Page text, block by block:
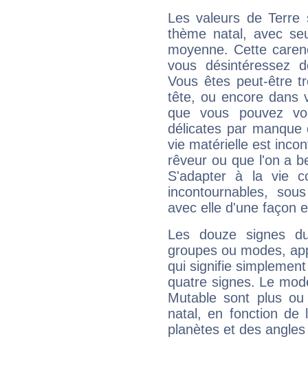
Les valeurs de Terre
thème natal, avec
moyenne. Cette
vous désintéressez
Vous êtes peut-être
tête, ou encore dans
que vous pouvez
délicates par
vie matérielle est
rêveur ou que l'on a
S'adapter à la vie
incontournables,
avec elle d'une façon
Les douze signes
groupes ou modes,
qui signifie
quatre signes. Le
Mutable sont plus
natal, en fonction de
planètes et des